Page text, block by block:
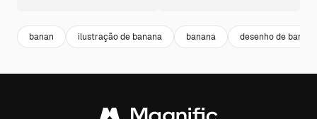
banan ilustração de banana banana desenho de banana